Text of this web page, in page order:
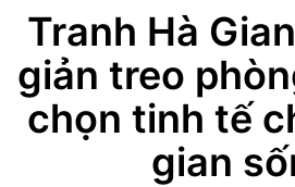
Tranh Hà
giản treo
chọn tinh tế
gian